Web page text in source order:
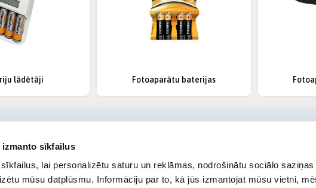
sīkfailus
lai personalizētu saturu un reklāmas, nodrošinātu sociālo
mūsu datplūsmu. Informāciju par to, kā jūs izmantojat mūsu vietni,
lādētāji Fotoaparātu baterijas